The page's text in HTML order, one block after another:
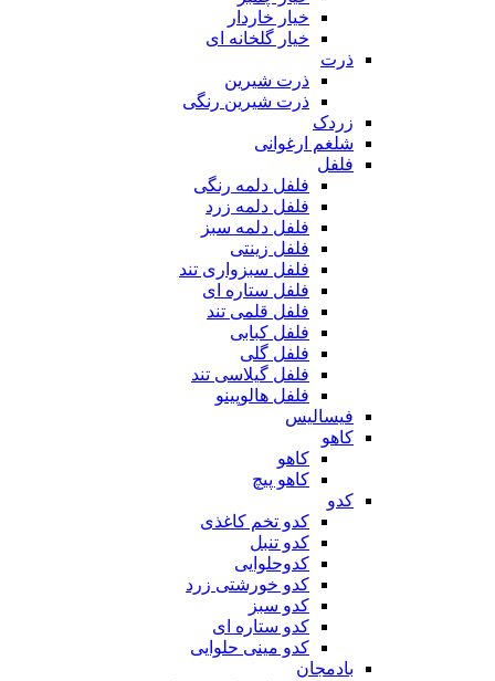
خیار خاردار
خیار گلخانه ای
ذرت
ذرت شیرین
ذرت شیرین رنگی
زردک
شلغم ارغوانی
فلفل
فلفل دلمه رنگی
فلفل دلمه زرد
فلفل دلمه سبز
فلفل زینتی
فلفل سبزواری تند
فلفل ستاره ای
فلفل قلمی تند
فلفل کبابی
فلفل گلی
فلفل گیلاسی تند
فلفل هالوپینو
فیسالیس
کاهو
کاهو
کاهو پیچ
کدو
کدو تخم کاغذی
کدو تنبل
کدوحلوایی
کدو خورشتی زرد
کدو سبز
کدو ستاره ای
کدو مینی حلوایی
بادمجان